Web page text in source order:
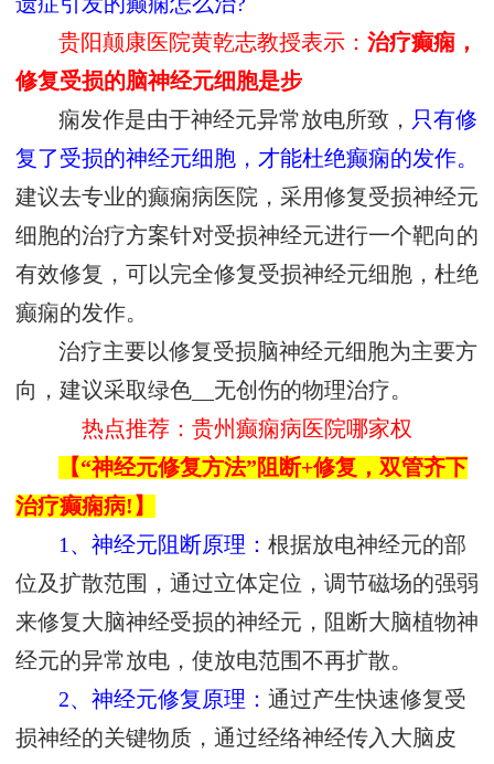
贵阳颠康医院黄乾志教授表示：治疗癫痫，
修复受损的脑神经元细胞是步
痫发作是由于神经元异常放电所致， 只有修
复了受损的神经元细胞，才能杜绝癫痫的发作。
建议去专业的癫痫病医院，采用修复受损神经元
细胞的治疗方案针对受损神经元进行一个靶向的
有效修复，可以完全修复受损神经元细胞，杜绝
癫痫的发作。
治疗主要以修复受损脑神经元细胞为主要方
向，建议采取绿色__无创伤的物理治疗。
热点推荐：贵州癫痫病医院哪家权
【“神经元修复方法”阻断+修复，双管齐下
治疗癫痫病!】
1、神经元阻断原理：根据放电神经元的部
位及扩散范围，通过立体定位，调节磁场的强弱
来修复大脑神经受损的神经元，阻断大脑植物神
经元的异常放电，使放电范围不再扩散。
2、神经元修复原理：通过产生快速修复受
损神经的关键物质，通过经络神经传入大脑皮